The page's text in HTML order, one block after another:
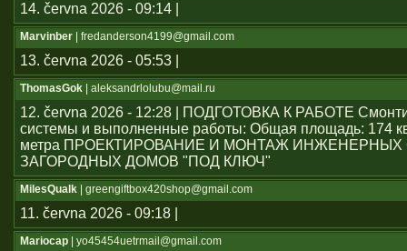
14. června 2026 - 09:14 |
Marvinber | fredanderson4199@gmail.com
13. června 2026 - 05:53 |
ThomasGok | aleksandrlolubu@mail.ru
12. června 2026 - 12:28 | ПОДГОТОВКА К РАБОТЕ
системы и выполненные работы: Общая площадь: 174
метра ПРОЕКТИРОВАНИЕ И МОНТАЖ
ЗАГОРОДНЫХ ДОМОВ "ПОД КЛЮЧ"
MilesQualk | greengiftbox420shop@gmail.com
11. června 2026 - 09:18 |
Mariocap | yo45454uеtrmail@gmail.com